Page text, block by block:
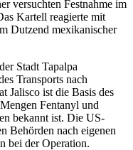
versuchten Festnahme im
Kartell reagierte mit
Dutzend mexikanischer
Stadt Tapalpa
Transports nach
Jalisco ist die Basis des
Fentanyl und
bekannt ist. Die US-
Behörden nach eigenen
bei der Operation.